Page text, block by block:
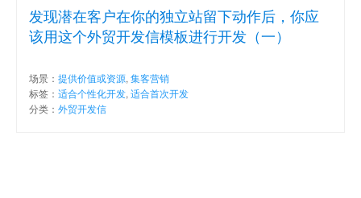
发现潜在客户在你的独立站留下动作后，你应
该用这个外贸开发信模板进行开发（一）
场景： 提供价值或资源, 集客营销
标签： 适合个性化开发, 适合首次开发
分类： 外贸开发信